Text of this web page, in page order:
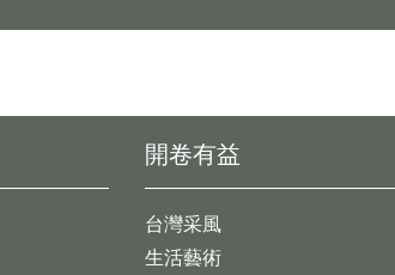
開卷有益
台灣采風
生活藝術